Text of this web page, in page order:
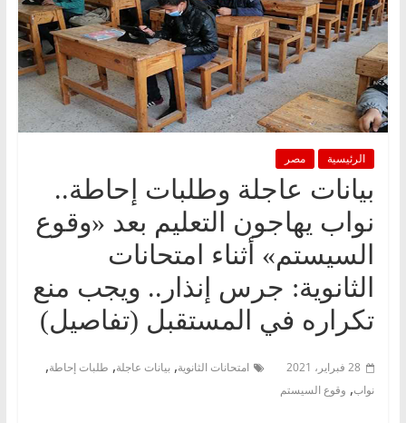
الرئيسية مصر
بيانات عاجلة وطلبات إحاطة..
نواب يهاجون التعليم بعد «وقوع
السيستم» أثناء امتحانات
الثانوية: جرس إنذار.. ويجب منع
تكراره في المستقبل (تفاصيل)
28 فبراير، 2021 امتحانات الثانوية, بيانات عاجلة, طلبات إحاطة,
نواب, وقوع السيستم